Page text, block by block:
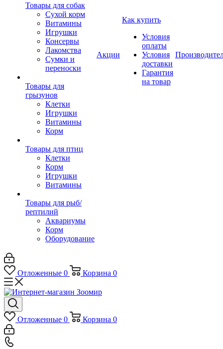
Товары для собак
Cухой корм
Витамины
Игрушки
Консервы
Лакомства
Сумки и
переноски
Товары для
грызунов
Клетки
Игрушки
Витамины
Корм
Товары для птиц
Клетки
Корм
Игрушки
Витамины
Товары для рыб/
рептилий
Аквариумы
Корм
Оборудование
Акции
Как купить
Условия
оплаты
Условия
доставки
Гарантия
на товар
Отложенные 0 Корзина 0
Отложенные 0 Корзина 0